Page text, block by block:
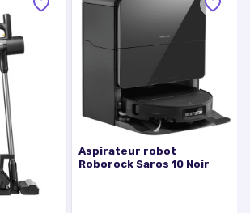
Aspirateur robot
Roborock Saros 10 Noir